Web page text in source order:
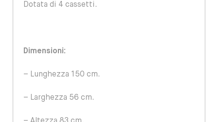
Dotata di 4 cassetti.
Dimensioni:
– Lunghezza 150 cm.
– Larghezza 56 cm.